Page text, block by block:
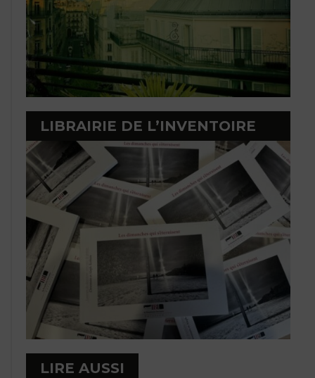
LIBRAIRIE DE L’INVENTOIRE
LIRE AUSSI